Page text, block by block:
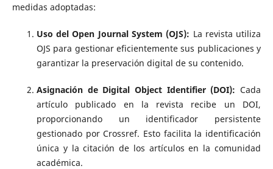
medidas adoptadas:
Uso del Open Journal System (OJS): La revista utiliza
OJS para gestionar eficientemente sus publicaciones y
garantizar la preservación digital de su contenido.
Asignación de Digital Object Identifier (DOI): Cada
artículo publicado en la revista recibe un DOI,
proporcionando un identificador persistente
gestionado por Crossref. Esto facilita la identificación
única y la citación de los artículos en la comunidad
académica.